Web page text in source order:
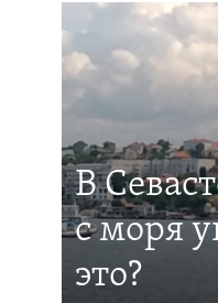
В
с моря
это?